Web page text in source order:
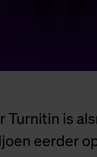
Turnitin is
eerder